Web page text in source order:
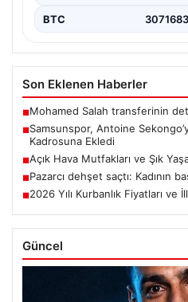
BTC 3071683
Son Eklenen Haberler
■Mohamed Salah transferinin
■Samsunspor, Antoine
Kadrosuna Ekledi
■Açık Hava Mutfakları ve Şık
■Pazarcı dehşet saçtı: Kadının
■2026 Yılı Kurbanlık Fiyatları
Güncel